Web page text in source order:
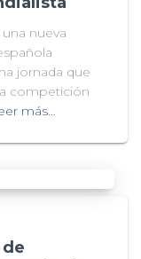
nueva
jornada que
competición
más…
de